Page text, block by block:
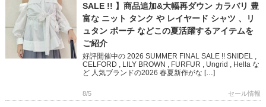
SALE !! 】商品追加&大幅再ダウン カラバリ 豊
富な ニット タンク や レイヤード シャツ 、リ
ュタン ポーチ などこの夏活躍するアイテムを
ご紹介
好評開催中の 2026 SUMMER FINAL SALE !! SNIDEL ,
CELFORD , LILY BROWN , FURFUR , Ungrid , Hella な
ど 人気ブランドの2026 春夏新作がな […]
8/5 セール情報